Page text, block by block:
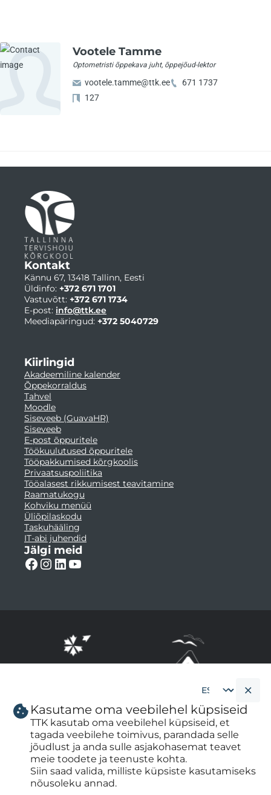
Vootele Tamme
Optometristi õppekava juht, õppejõud-lektor
vootele.tamme@ttk.ee
671 1737
127
Kontakt
Kännu 67, 13418 Tallinn, Eesti
Üldinfo: +372 671 1701
Vastuvõtt: +372 671 1734
E-post: info@ttk.ee
Meediapäringud: +372 5040729
Kiirlingid
Akadeemiline kalender
Õppekorraldus
Tahvel
Moodle
Siseveeb (GuavaHR)
Siseveeb
E-post õppuritele
Töökuulutused õppuritele
Tööpakkumised kõrgkoolis
Privaatsuspoliitika
Tööalasest rikkumisest teavitamine
Raamatukogu
Kohviku menüü
Üliõpilaskodu
Taskuhääling
IT-abi juhendid
Jälgi meid
Cookie
banner
language
Kasutame oma veebilehel küpsiseid
TTK kasutab oma veebilehel küpsiseid, et
tagada veebilehe toimivus, parandada selle
jõudlust ja anda sulle asjakohasemat teavet
meie toodete ja teenuste kohta.
Siin saad valida, milliste küpsiste kasutamiseks
nõusoleku annad.